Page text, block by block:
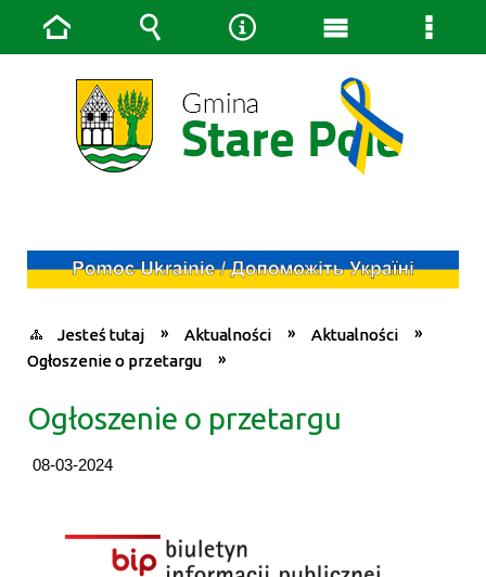
Jesteś tutaj Aktualności
Aktualności
Ogłoszenie o przetargu
Ogłoszenie o przetargu
08-03-2024
Strona
główna
Wyszukiwarka
NarzędziaMenu
główne
Menu